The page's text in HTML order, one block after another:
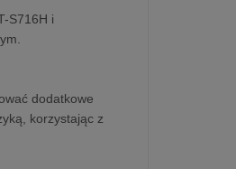
S716H i
dodatkowe
korzystając z